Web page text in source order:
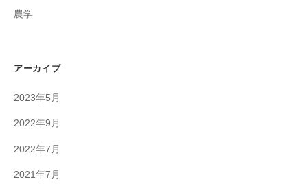
農学
アーカイブ
2023年5月
2022年9月
2022年7月
2021年7月